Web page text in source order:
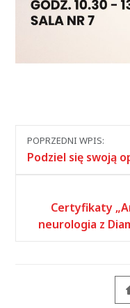
Nawigacja
między
POPRZEDNI WPIS:
Podziel się swoją
Certyfikaty
neurologia z